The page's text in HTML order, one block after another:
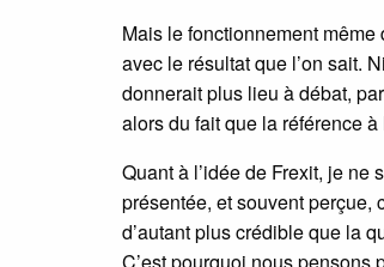
Mais le fonctionnement
avec le résultat que l’on sait.
donnerait plus lieu à débat,
alors du fait que la référence
Quant à l’idée de Frexit, je
présentée, et souvent perçue,
d’autant plus crédible que la